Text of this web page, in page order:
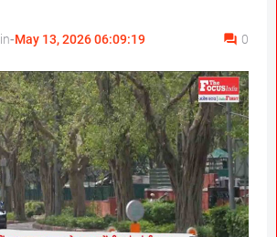
-May 13, 2026 06:09:19 0